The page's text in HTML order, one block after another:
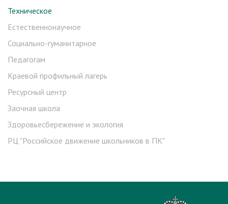
Техническое
Естественнонаучное
Социально-гуманитарное
Педагогам
Краевой профильный лагерь
Ресурсный центр
Заочная школа
Здоровьесбережение и экология
РЦ "Российское движение школьников в ПК"